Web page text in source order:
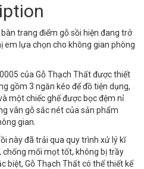
trang điểm gỗ sồi hiện đang trở
em lựa chọn cho không gian phòng
của Gỗ Thạch Thất được thiết
gồm 3 ngăn kéo để đồ tiện dụng,
một chiếc ghế được bọc đệm nỉ
vân gỗ sắc nét của sản phẩm
gian.
này đã trải qua quy trình xử lý kĩ
chống mối mọt tốt, không bị trầy
biệt, Gỗ Thạch Thất có thể thiết kế